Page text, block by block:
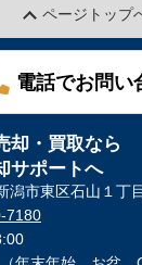
ページトップ
電話でお問い
却・買取なら
サポートへ
潟市東区石山１丁
7180